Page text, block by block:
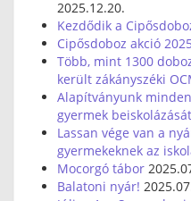
2025.12.20.
Kezdődik a
Cipősdoboz akció 2025
Több, mint 1300
került zákányszéki
Alapítványunk
gyermek
Lassan vége van a
gyermekeknek az
Mocorgó tábor
Balatoni nyár!